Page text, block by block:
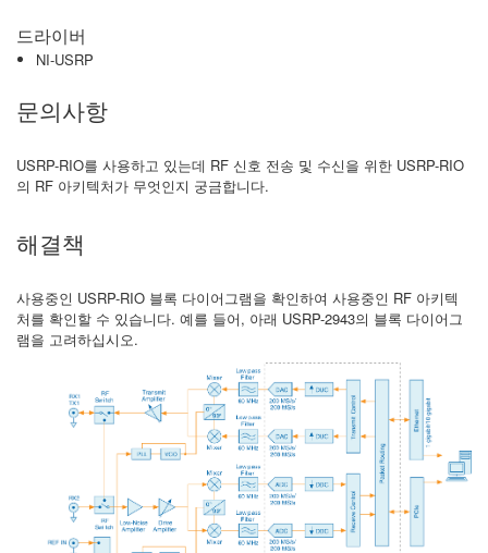
드라이버
NI-USRP
문의사항
USRP-RIO를 사용하고 있는데 RF 신호 전송 및 수신을 위한 USRP-RIO
의 RF 아키텍처가 무엇인지 궁금합니다.
해결책
사용중인 USRP-RIO 블록 다이어그램을 확인하여 사용중인 RF 아키텍
처를 확인할 수 있습니다. 예를 들어, 아래 USRP-2943의 블록 다이어그
램을 고려하십시오.